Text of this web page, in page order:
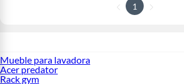
1
Mueble para lavadora
Acer predator
Rack gym